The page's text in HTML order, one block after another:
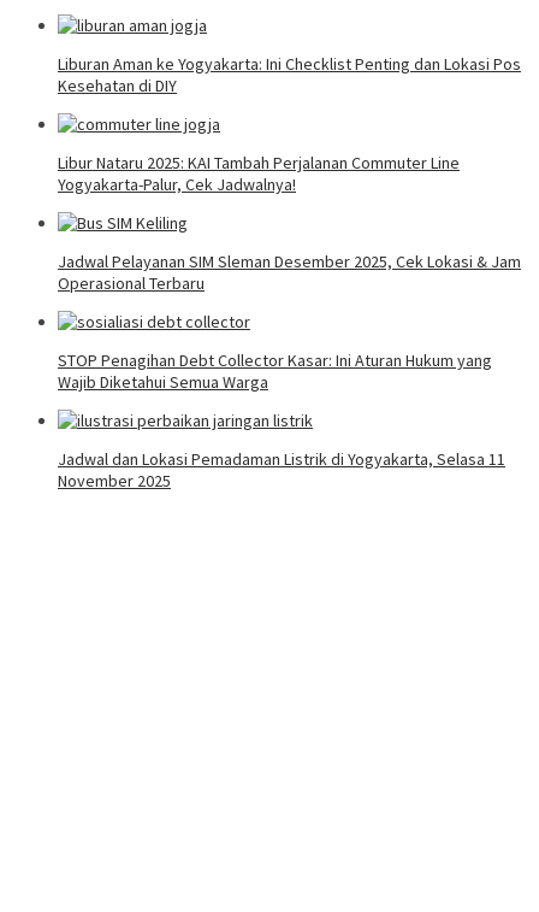
Liburan Aman ke Yogyakarta: Ini Checklist Penting dan Lokasi Pos
Kesehatan di DIY
Libur Nataru 2025: KAI Tambah Perjalanan Commuter Line
Yogyakarta-Palur, Cek Jadwalnya!
Jadwal Pelayanan SIM Sleman Desember 2025, Cek Lokasi & Jam
Operasional Terbaru
STOP Penagihan Debt Collector Kasar: Ini Aturan Hukum yang
Wajib Diketahui Semua Warga
Jadwal dan Lokasi Pemadaman Listrik di Yogyakarta, Selasa 11
November 2025